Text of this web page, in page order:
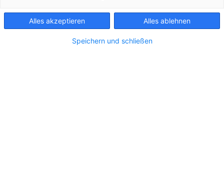
Alles akzeptieren Alles ablehnen
Speichern und schließen